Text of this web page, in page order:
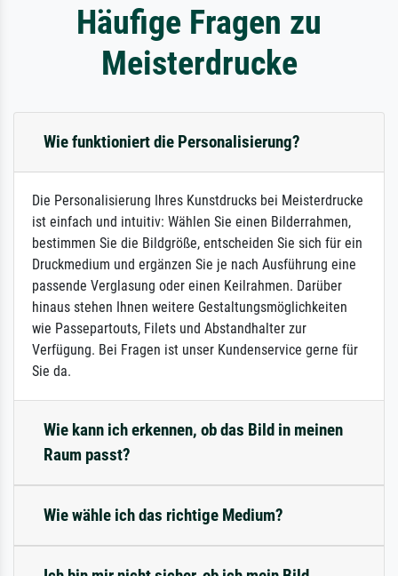
Häufige Fragen zu
Meisterdrucke
Wie funktioniert die Personalisierung?
Die Personalisierung Ihres Kunstdrucks bei Meisterdrucke
ist einfach und intuitiv: Wählen Sie einen Bilderrahmen,
bestimmen Sie die Bildgröße, entscheiden Sie sich für ein
Druckmedium und ergänzen Sie je nach Ausführung eine
passende Verglasung oder einen Keilrahmen. Darüber
hinaus stehen Ihnen weitere Gestaltungsmöglichkeiten
wie Passepartouts, Filets und Abstandhalter zur
Verfügung. Bei Fragen ist unser Kundenservice gerne für
Sie da.
Wie kann ich erkennen, ob das Bild in meinen
Raum passt?
Wie wähle ich das richtige Medium?